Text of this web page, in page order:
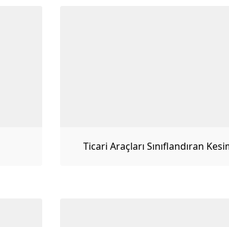
Ticari Araçları Sınıflandıran